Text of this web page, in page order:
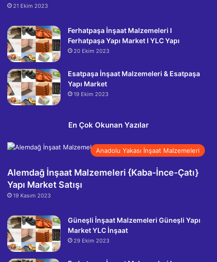
21 Ekim 2023
Ferhatpaşa İnşaat Malzemeleri I
Ferhatpaşa Yapı Market I YLC Yapı
20 Ekim 2023
Esatpaşa İnşaat Malzemeleri & Esatpaşa
Yapı Market
19 Ekim 2023
En Çok Okunan Yazılar
Anadolu Yakası İnşaat Malzemeleri
Alemdağ İnşaat Malzemeleri {Kaba-İnce-Çatı}
Yapı Market Satışı
19 Kasım 2023
Güneşli İnşaat Malzemeleri Güneşli Yapı
Market YLC İnşaat
29 Ekim 2023